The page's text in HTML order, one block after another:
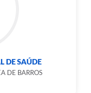
DE SAÚDE
DE BARROS